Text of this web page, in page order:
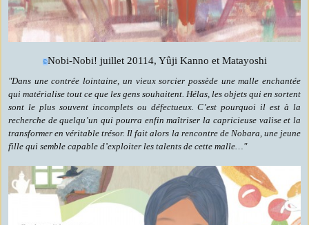
©Nobi-Nobi! juillet 20114, Yûji Kanno et Matayoshi
"Dans une contrée lointaine, un vieux sorcier possède une malle enchantée
qui matérialise tout ce que les gens souhaitent. Hélas, les objets qui en sortent
sont le plus souvent incomplets ou défectueux. C’est pourquoi il est à la
recherche de quelqu’un qui pourra enfin maîtriser la capricieuse valise et la
transformer en véritable trésor. Il fait alors la rencontre de Nobara, une jeune
fille qui semble capable d’exploiter les talents de cette malle…"